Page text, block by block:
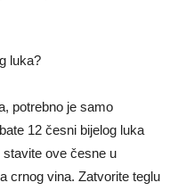
luka?
potrebno je samo
12 česni bijelog luka
ove česne u
crnog vina. Zatvorite teglu